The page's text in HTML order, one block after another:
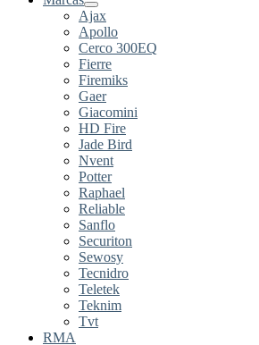
Ajax
Apollo
Cerco 300EQ
Fierre
Firemiks
Gaer
Giacomini
HD Fire
Jade Bird
Nvent
Potter
Raphael
Reliable
Sanflo
Securiton
Sewosy
Tecnidro
Teletek
Teknim
Tvt
RMA